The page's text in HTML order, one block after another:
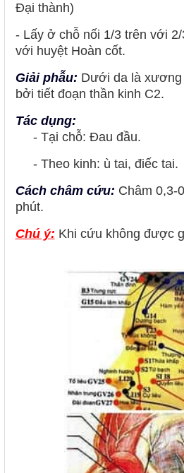
Đại thành)
- Lấy ở chỗ nối 1/3 trên với
với huyệt Hoàn cốt.
Giải phẫu: Dưới da là xương
bởi tiết đoạn thần kinh C2.
Tác dụng:
- Tại chỗ: Đau đầu.
- Theo kinh: ù tai, điếc tai.
Cách châm cứu: Châm 0,3-
phút.
Chú ý: Khi cứu không được